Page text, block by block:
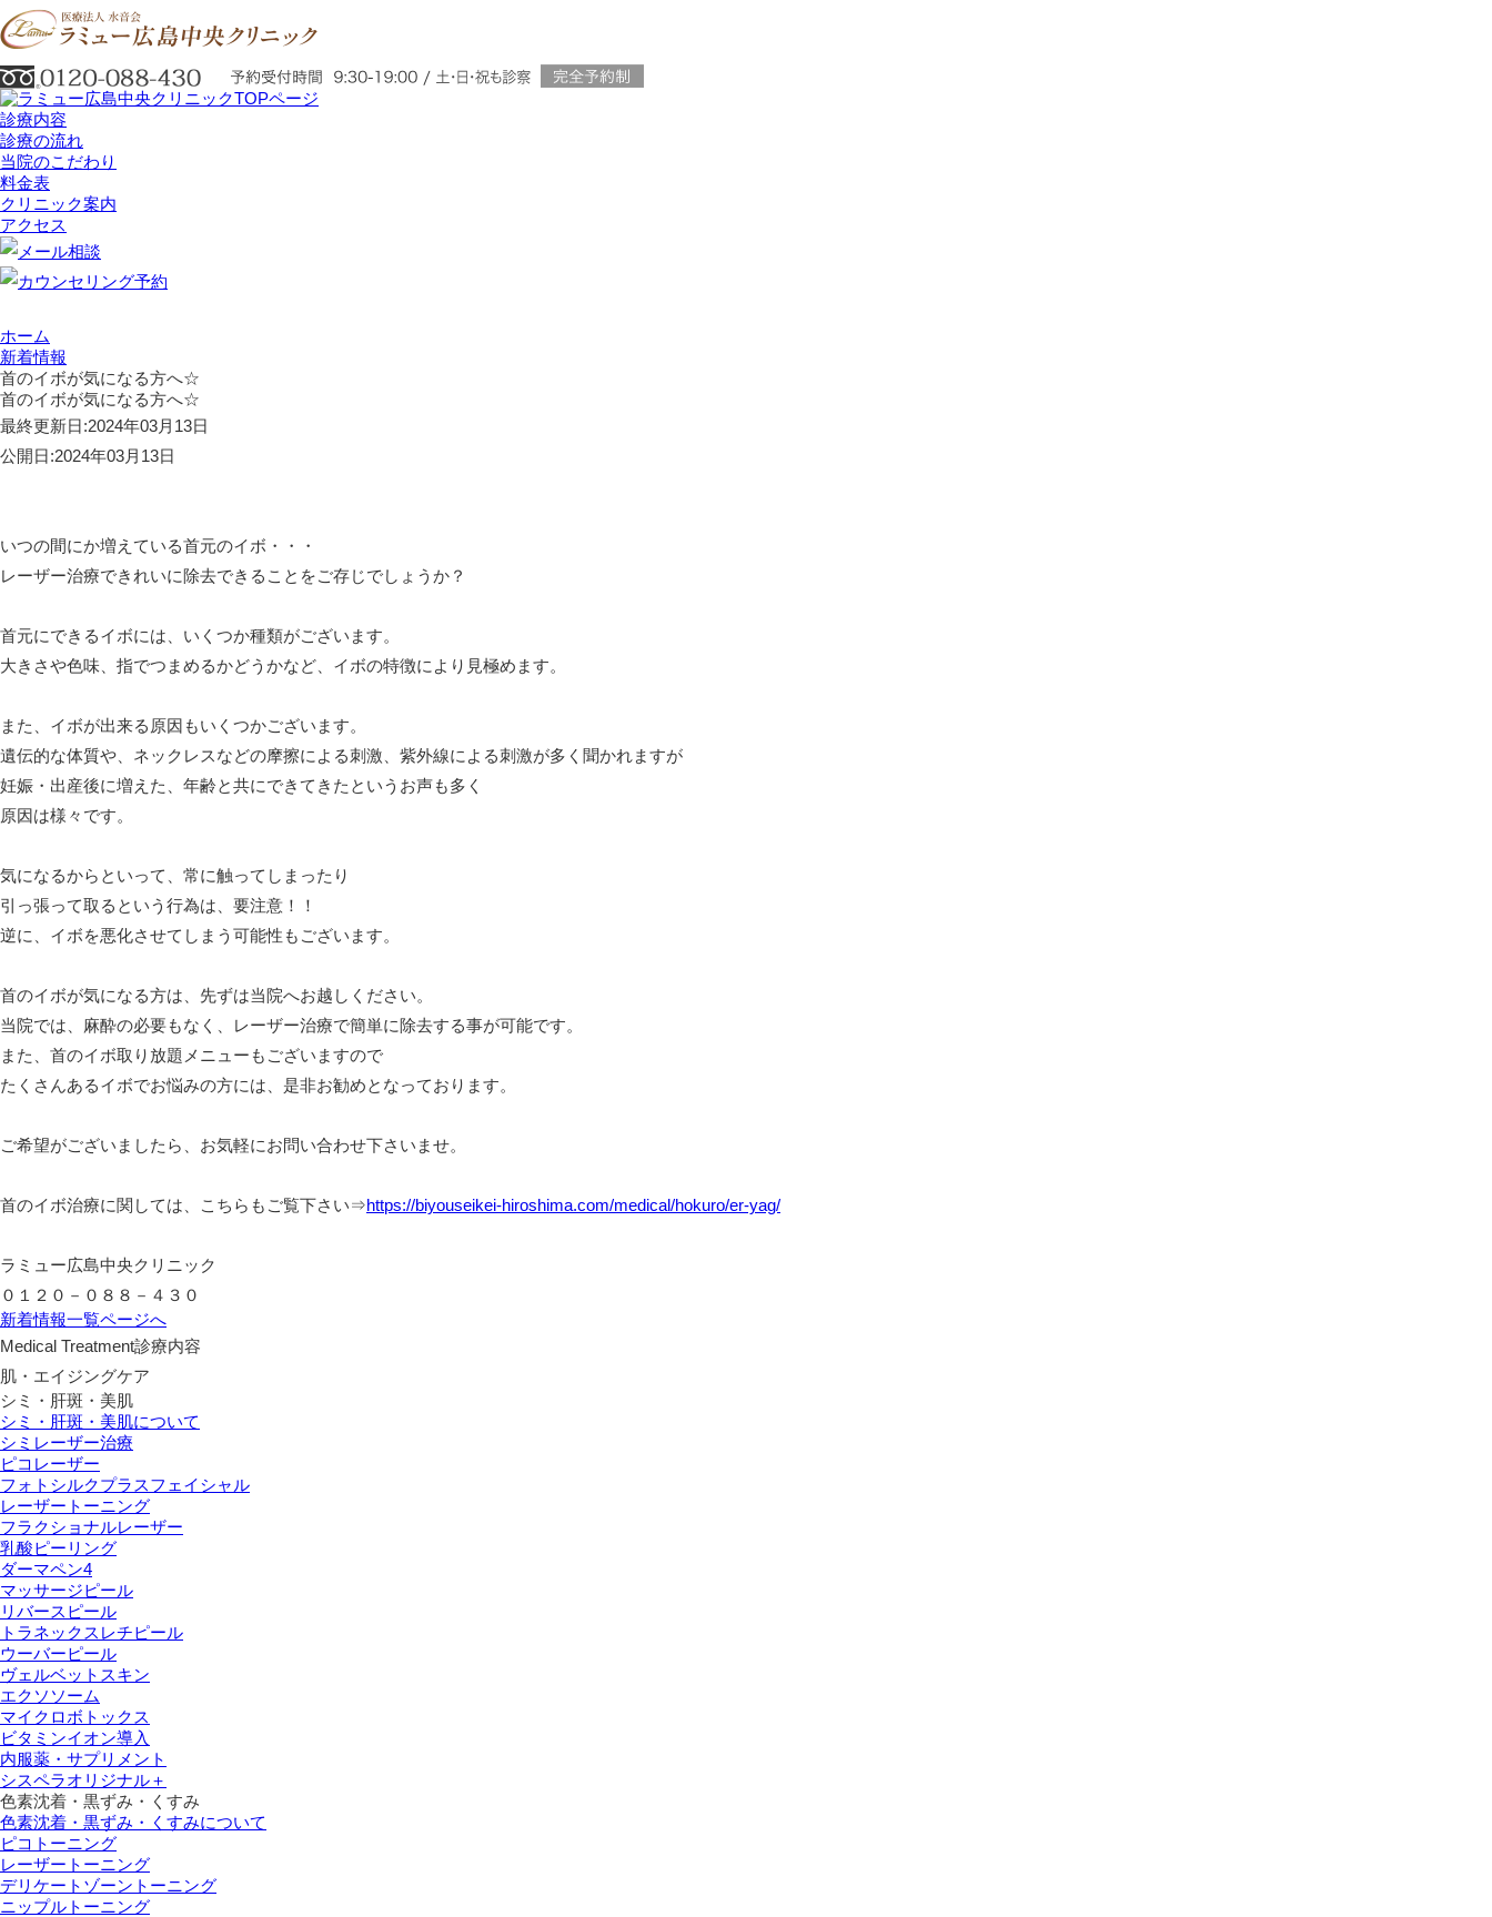
診療内容
診療の流れ
当院のこだわり
料金表
クリニック案内
アクセス
ホーム
新着情報
首のイボが気になる方へ☆
首のイボが気になる方へ☆
最終更新日:2024年03月13日
公開日:2024年03月13日
いつの間にか増えている首元のイボ・・・
レーザー治療できれいに除去できることをご存じでしょうか？
首元にできるイボには、いくつか種類がございます。
大きさや色味、指でつまめるかどうかなど、イボの特徴により見極めます。
また、イボが出来る原因もいくつかございます。
遺伝的な体質や、ネックレスなどの摩擦による刺激、紫外線による刺激が多く聞かれますが
妊娠・出産後に増えた、年齢と共にできてきたというお声も多く
原因は様々です。
気になるからといって、常に触ってしまったり
引っ張って取るという行為は、要注意！！
逆に、イボを悪化させてしまう可能性もございます。
首のイボが気になる方は、先ずは当院へお越しください。
当院では、麻酔の必要もなく、レーザー治療で簡単に除去する事が可能です。
また、首のイボ取り放題メニューもございますので
たくさんあるイボでお悩みの方には、是非お勧めとなっております。
ご希望がございましたら、お気軽にお問い合わせ下さいませ。
首のイボ治療に関しては、こちらもご覧下さい⇒https://biyouseikei-hiroshima.com/medical/hokuro/er-yag/
ラミュー広島中央クリニック
０１２０－０８８－４３０
新着情報一覧ページへ
Medical Treatment診療内容
肌・エイジングケア
シミ・肝斑・美肌
シミ・肝斑・美肌について
シミレーザー治療
ピコレーザー
フォトシルクプラスフェイシャル
レーザートーニング
フラクショナルレーザー
乳酸ピーリング
ダーマペン4
マッサージピール
リバースピール
トラネックスレチピール
ウーバーピール
ヴェルベットスキン
エクソソーム
マイクロボトックス
ビタミンイオン導入
内服薬・サプリメント
シスペラオリジナル＋
色素沈着・黒ずみ・くすみ
色素沈着・黒ずみ・くすみについて
ピコトーニング
レーザートーニング
デリケートゾーントーニング
ニップルトーニング